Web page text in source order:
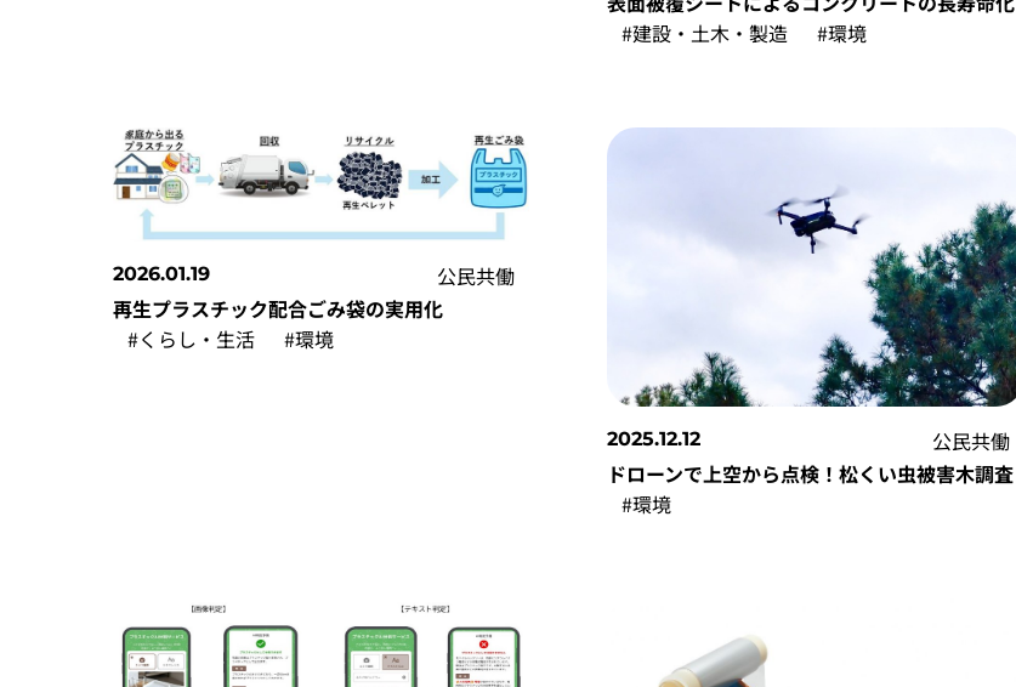
#建設・土木・製造
#環境
2026.01.19
公民共働
再生プラスチック配合ごみ袋の実用化
#くらし・生活
#環境
2025.12.12
公民共働
ドローンで上空から点検！松くい虫被害木調査
#環境